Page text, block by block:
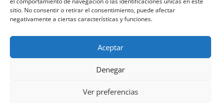
sitio. No consentir o retirar el consentimiento, puede afectar
negativamente a ciertas características y funciones.
Aceptar
Denegar
Ver preferencias